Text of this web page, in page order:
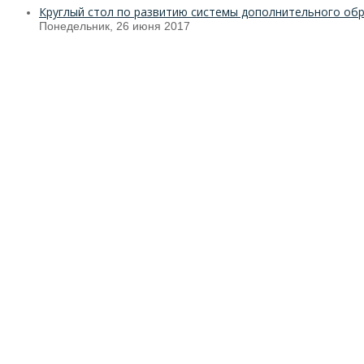
Круглый стол по развитию системы дополнительного
Понедельник, 26 июня 2017